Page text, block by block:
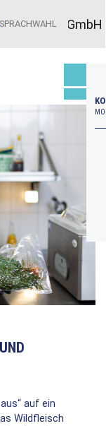
auf ein
Wildfleisch